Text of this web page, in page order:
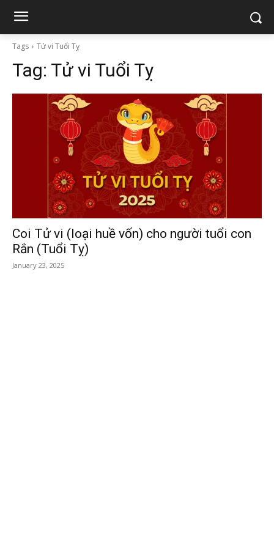
Tags Tử vi Tuổi Tỵ
Tag: Tử vi Tuổi Tỵ
Coi Tử vi (loại huề vốn) cho người tuổi con
Rắn (Tuổi Tỵ)
January 23, 2025